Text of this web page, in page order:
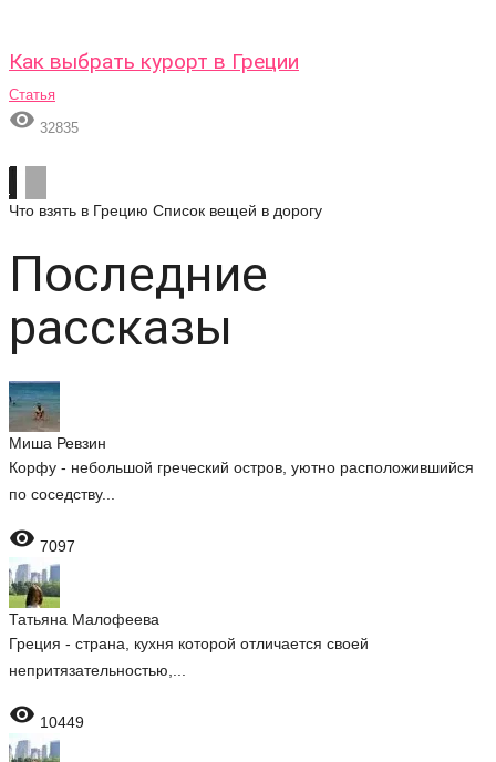
Как выбрать курорт в Греции
Статья
 32835
Что взять в Грецию Список вещей в дорогу
Последние
рассказы
Миша Ревзин
Корфу - небольшой греческий остров, уютно расположившийся
по соседству...
 7097
Татьяна Малофеева
Греция - страна, кухня которой отличается своей
непритязательностью,...
 10449